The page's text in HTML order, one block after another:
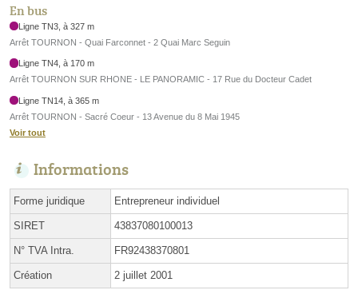
En bus
Ligne TN3, à 327 m
Arrêt TOURNON - Quai Farconnet - 2 Quai Marc Seguin
Ligne TN4, à 170 m
Arrêt TOURNON SUR RHONE - LE PANORAMIC - 17 Rue du Docteur Cadet
Ligne TN14, à 365 m
Arrêt TOURNON - Sacré Coeur - 13 Avenue du 8 Mai 1945
Voir tout
Informations
Forme juridique Entrepreneur individuel
SIRET 43837080100013
N° TVA Intra. FR92438370801
Création 2 juillet 2001